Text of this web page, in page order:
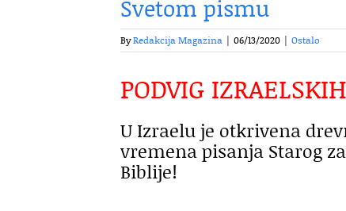
Svetom pismu
ByRedakcija Magazina | 06/13/2020 | Ostalo
PODVIG
U Izraelu je otkrivena
vremena pisanja Starog
Biblije!